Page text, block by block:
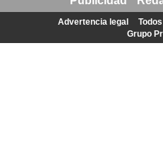
Advertencia legal
Grupo